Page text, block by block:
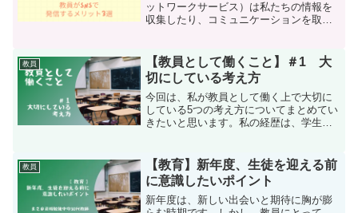
ットワークサービス）は私たちの情報を
収集したり、コミュニケーションを取っ
いるメリットを3つ挙げてみます。生徒と
のコミュニケーショ...
教員
【教員として働くこと】＃1 大
切にしている考え方
今回は、私が教員として働く上で大切に
している5つの考え方についてまとめてい
きたいと思います。私の経歴は、学生時
を卒業して新卒から3年間、外資系生命保
険会社で営業で働き、...
教員
【教育】新年度、生徒を迎える前
に意識したいポイント
新年度は、新しい出会いと期待に胸が膨